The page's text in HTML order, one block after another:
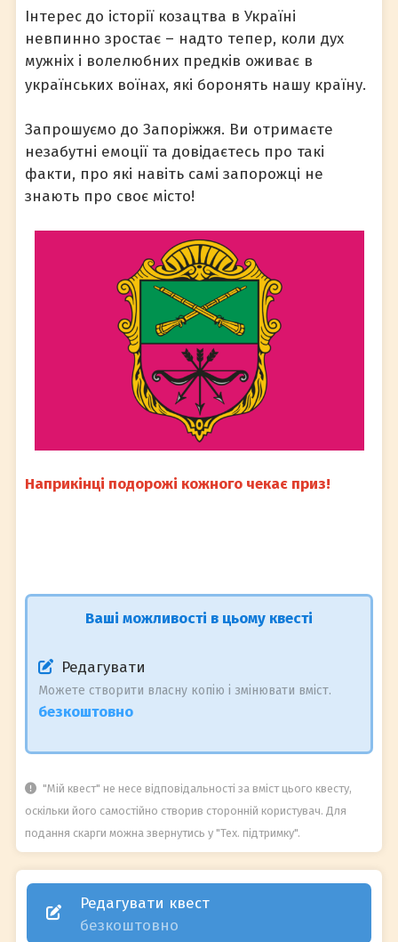
Інтерес до історії козацтва в Україні
невпинно зростає – надто тепер, коли дух
мужніх і волелюбних предків оживає в
українських воїнах, які боронять нашу країну.
Запрошуємо до Запоріжжя. Ви отримаєте
незабутні емоції та довідаєтесь про такі
факти, про які навіть самі запорожці не
знають про своє місто!
Наприкінці подорожі кожного чекає приз!
Ваші можливості в цьому квесті
Редагувати
Можете створити власну копію і змінювати вміст.
безкоштовно
"Мій квест" не несе відповідальності за вміст цього квесту,
оскільки його самостійно створив сторонній користувач. Для
подання скарги можна звернутись у "Тех. підтримку".
Редагувати квест
безкоштовно